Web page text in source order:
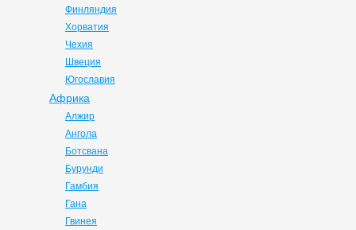
Финляндия
Хорватия
Чехия
Швеция
Югославия
Африка
Алжир
Ангола
Ботсвана
Бурунди
Гамбия
Гана
Гвинея